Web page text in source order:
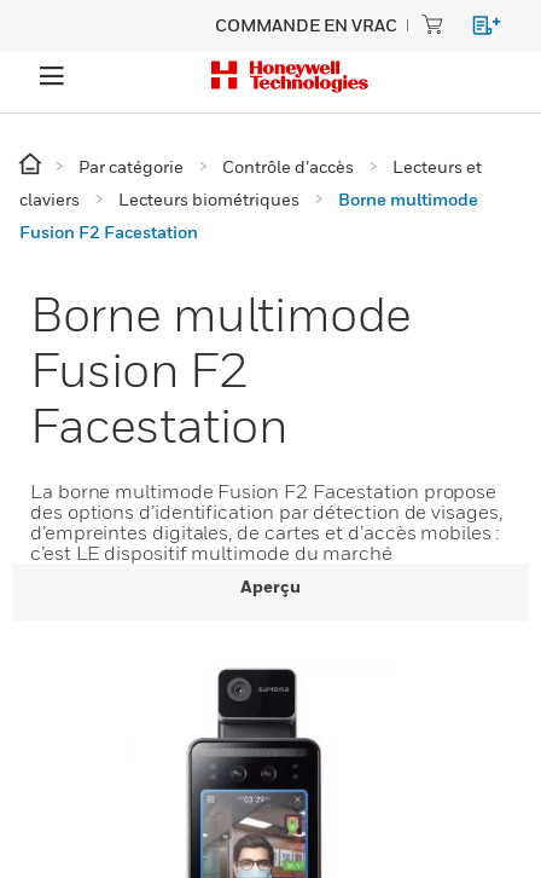
COMMANDE EN VRAC
Par catégorie Contrôle d’accès
Lecteurs et
claviers
Lecteurs biométriques
Borne multimode
Fusion F2 Facestation
Borne multimode
Fusion F2
Facestation
La borne multimode Fusion F2 Facestation propose
des options d’identification par détection de visages,
d’empreintes digitales, de cartes et d’accès mobiles :
c’est LE dispositif multimode du marché
Aperçu